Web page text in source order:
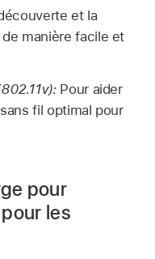
et la
de manière facile et
Pour aider
fil optimal pour
pour
les